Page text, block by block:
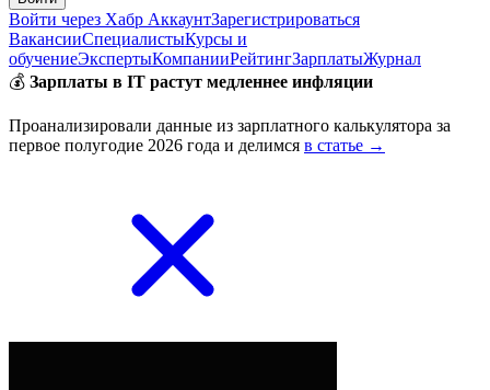
Войти через Хабр АккаунтЗарегистрироваться
ВакансииСпециалистыКурсы и
обучениеЭкспертыКомпанииРейтингЗарплатыЖурнал
💰 Зарплаты в IT растут медленнее инфляции
Проанализировали данные из зарплатного калькулятора за
первое полугодие 2026 года и делимся в статье →